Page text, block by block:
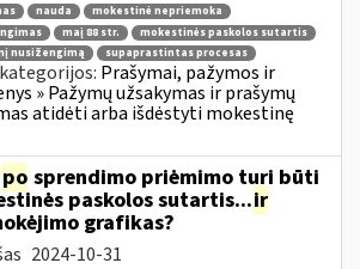
nauda
mokestinė nepriemoka
maį 88 str.
mokestinės paskolos sutartis
nusižengimą
supaprastintas procesas
Prašymai, pažymos ir
» Pažymų užsakymas ir prašymų
atidėti arba išdėstyti mokestinę
po sprendimo priėmimo turi būti
paskolos sutartis...ir
grafikas?
2024-10-31